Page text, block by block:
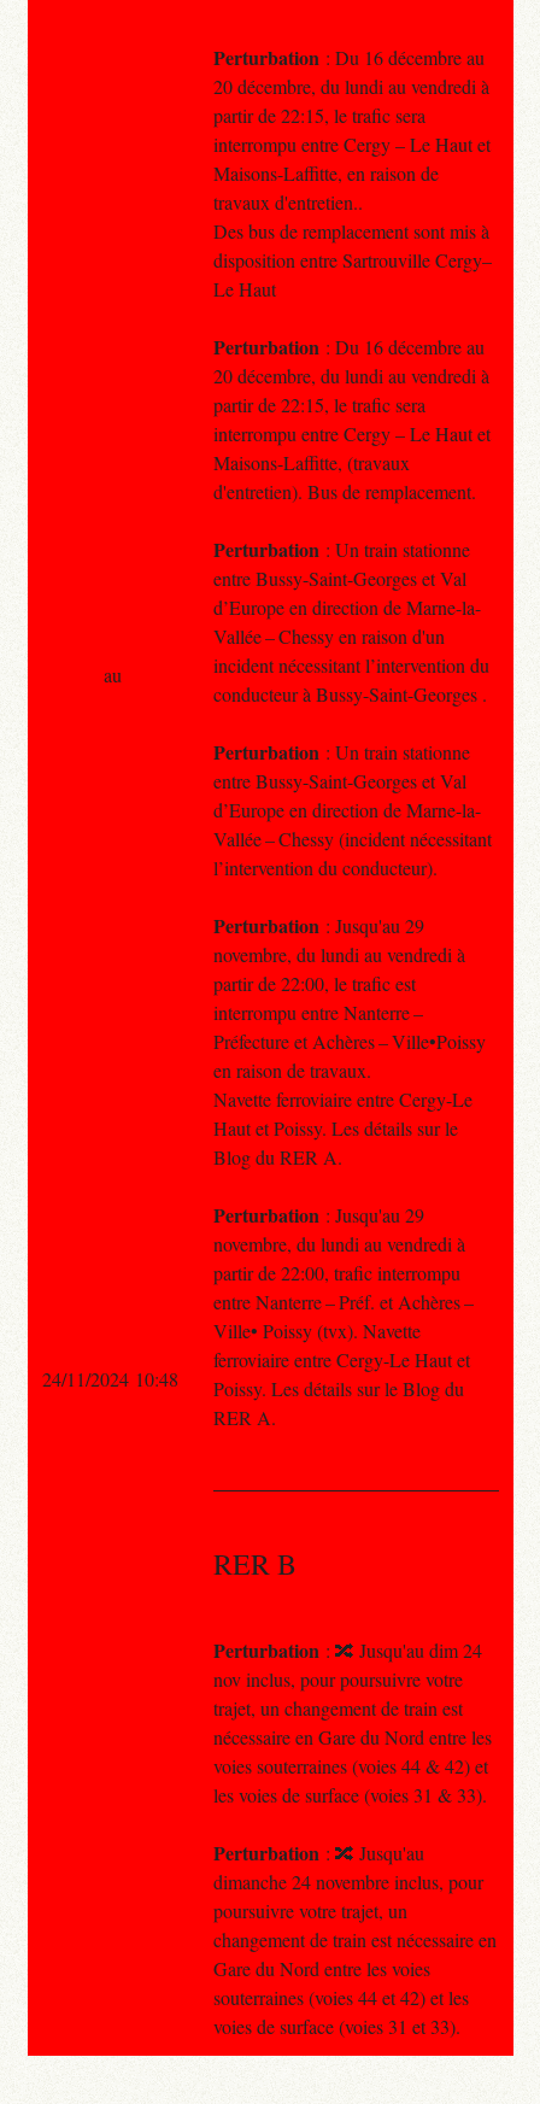
Perturbation : Du 16 décembre au
20 décembre, du lundi au vendredi à
partir de 22:15, le trafic sera
interrompu entre Cergy – Le Haut et
Maisons-Laffitte, en raison de
travaux d'entretien..
Des bus de remplacement sont mis à
disposition entre Sartrouville Cergy–
Le Haut
Perturbation : Du 16 décembre au
20 décembre, du lundi au vendredi à
partir de 22:15, le trafic sera
interrompu entre Cergy – Le Haut et
Maisons-Laffitte, (travaux
d'entretien). Bus de remplacement.
Perturbation : Un train stationne
entre Bussy-Saint-Georges et Val
d’Europe en direction de Marne-la-
Vallée – Chessy en raison d'un
incident nécessitant l’intervention du
conducteur à Bussy-Saint-Georges .
Perturbation : Un train stationne
entre Bussy-Saint-Georges et Val
d’Europe en direction de Marne-la-
Vallée – Chessy (incident nécessitant
l’intervention du conducteur).
Perturbation : Jusqu'au 29
novembre, du lundi au vendredi à
partir de 22:00, le trafic est
interrompu entre Nanterre –
Préfecture et Achères – Ville•Poissy
en raison de travaux.
Navette ferroviaire entre Cergy-Le
Haut et Poissy. Les détails sur le
Blog du RER A.
Perturbation : Jusqu'au 29
novembre, du lundi au vendredi à
partir de 22:00, trafic interrompu
entre Nanterre – Préf. et Achères –
Ville• Poissy (tvx). Navette
ferroviaire entre Cergy-Le Haut et
Poissy. Les détails sur le Blog du
RER A.
RER B
Perturbation : 🔀 Jusqu'au dim 24
nov inclus, pour poursuivre votre
trajet, un changement de train est
nécessaire en Gare du Nord entre les
voies souterraines (voies 44 & 42) et
les voies de surface (voies 31 & 33).
Perturbation : 🔀 Jusqu'au
dimanche 24 novembre inclus, pour
poursuivre votre trajet, un
changement de train est nécessaire en
Gare du Nord entre les voies
souterraines (voies 44 et 42) et les
voies de surface (voies 31 et 33).
au
24/11/2024 10:48